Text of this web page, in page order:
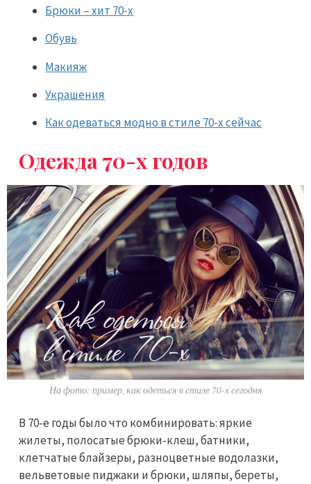
Брюки – хит 70-х
Обувь
Макияж
Украшения
Как одеваться модно в стиле 70-х сейчас
Одежда 70-х годов
На фото: пример, как одеться в стиле 70-х сегодня
В 70-е годы было что комбинировать: яркие
жилеты, полосатые брюки-клеш, батники,
клетчатые блайзеры, разноцветные водолазки,
вельветовые пиджаки и брюки, шляпы, береты,